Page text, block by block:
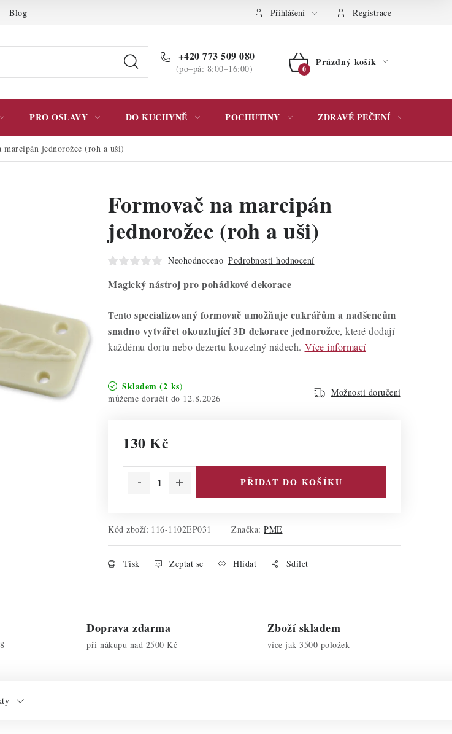
Blog Podmínky ochrany osobních údajů Přihlášení Registrace
+420 773 509 080
(po–pá: 8:00–16:00)
NÁKUPNÍ
Prázdný košík
PRO OSLAVY DO KUCHYNĚ POCHUTINY ZDRAVÉ PEČENÍ
marcipán jednorožec (roh a uši)
Formovač na marcipán
jednorožec (roh a uši)
Neohodnoceno Podrobnosti hodnocení
Magický nástroj pro pohádkové dekorace
Tento specializovaný formovač umožňuje cukrářům a nadšencům
snadno vytvářet okouzlující 3D dekorace jednorožce, které dodají
každému dortu nebo dezertu kouzelný nádech. Více informací
Skladem (2 ks)
12.8.2026
Možnosti doručení
130 Kč
PŘIDAT DO KOŠÍKU
Kód zboží: 116-1102EP031 Značka: PME
Tisk Zeptat se Hlídat Sdílet
Doprava zdarma
při nákupu nad 2500 Kč
Zboží skladem
více jak 3500 položek